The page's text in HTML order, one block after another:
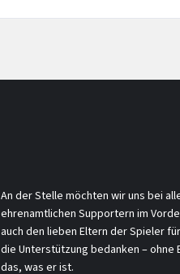
An der Stelle möchten wir uns bei
ehrenamtlichen Supportern im
auch den lieben Eltern der Spieler
die Unterstützung bedanken – ohne
das, was er ist.